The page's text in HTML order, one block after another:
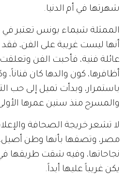
شهرتها في أم الدنيا.
الممثلة شيماء يونس تعتبر في
أنها ليست غريبة على الفن،
عائلة فنية، فأحبت الفن
أظافرها، كون والدها كان فناناً،
باستمرار، وبدأت تميل إلى حب
والمسرح منذ سنين عمرها
لا تشعر خريجة الصحافة
مصر، وتصفها بأنها وطن
نجاحاتها، وفيه شقت طريقها
يكن غريباً عليها أبداً.